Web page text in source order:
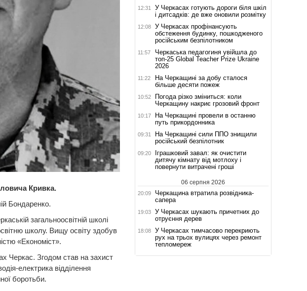
Кривка.
Бондаренко.
загальноосвітній школі
школу. Вищу освіту здобув
«Економіст».
Черкас. Згодом став на захист
електрика відділення
боротьби.
12:31
У Черкасах готують дороги біля шкіл
і дитсадків: де вже оновили розмітку
12:08
У Черкасах профінансують
обстеження будинку, пошкодженого
російським безпілотником
11:57
Черкаська педагогиня увійшла до
топ-25 Global Teacher Prize Ukraine
2026
11:22
На Черкащині за добу сталося
більше десяти пожеж
10:52
Погода різко зміниться: коли
Черкащину накриє грозовий фронт
10:17
На Черкащині провели в останню
путь прикордонника
09:31
На Черкащині сили ППО знищили
російський безпілотник
09:20
Іграшковий завал: як очистити
дитячу кімнату від мотлоху і
повернути витрачені гроші
06 серпня 2026
20:09
Черкащина втратила розвідника-
сапера
19:03
У Черкасах шукають причетних до
отруєння дерев
18:08
У Черкасах тимчасово перекриють
рух на трьох вулицях через ремонт
тепломереж